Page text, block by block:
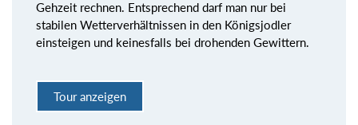
Gehzeit rechnen. Entsprechend darf man nur bei
stabilen Wetterverhältnissen in den Königsjodler
einsteigen und keinesfalls bei drohenden Gewittern.
Tour anzeigen